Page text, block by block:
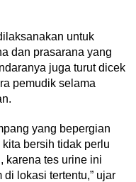
untuk
dan prasarana yang
juga turut dicek
pemudik selama
yang bepergian
bersih tidak perlu
karena tes urine ini
lokasi tertentu,” ujar